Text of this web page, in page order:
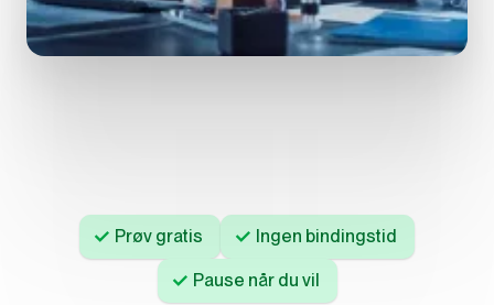
Prøv gratis Ingen bindingstid
Pause når du vil